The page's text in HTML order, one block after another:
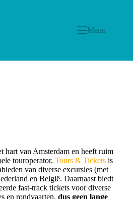
Menu
hart van Amsterdam en heeft ruim
touroperator. Tours & Ticketsis
van diverse excursies (met
en België. Daarnaast biedt
fast-track tickets voor diverse
en rondvaarten, dus geen lange